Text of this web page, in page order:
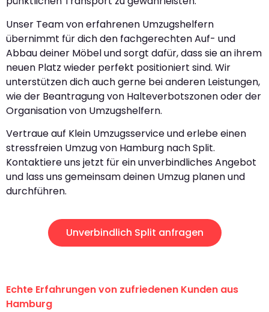
Unser Team von erfahrenen Umzugshelfern
übernimmt für dich den fachgerechten Auf- und
Abbau deiner Möbel und sorgt dafür, dass sie an ihrem
neuen Platz wieder perfekt positioniert sind. Wir
unterstützen dich auch gerne bei anderen Leistungen,
wie der Beantragung von Halteverbotszonen oder der
Organisation von Umzugshelfern.
Vertraue auf Klein Umzugsservice und erlebe einen
stressfreien Umzug von Hamburg nach Split.
Kontaktiere uns jetzt für ein unverbindliches Angebot
und lass uns gemeinsam deinen Umzug planen und
durchführen.
Unverbindlich Split anfragen
Echte Erfahrungen von zufriedenen Kunden aus
Hamburg